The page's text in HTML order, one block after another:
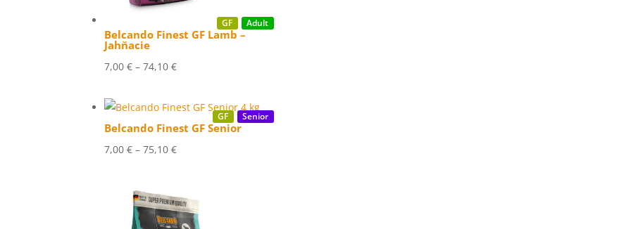
GF Adult
Belcando Finest GF Lamb –
Jahňacie
7,00€ – 74,10€Price
7,00 €
through GF Senior
Belcando Finest GF Senior
7,00€ – 75,10€Price
through
75,10 €